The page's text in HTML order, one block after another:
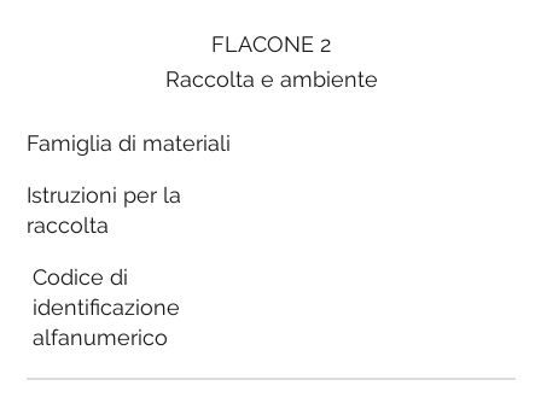
FLACONE 2
Raccolta e ambiente
Famiglia di materiali
Istruzioni per la
raccolta
Codice di
identificazione
alfanumerico